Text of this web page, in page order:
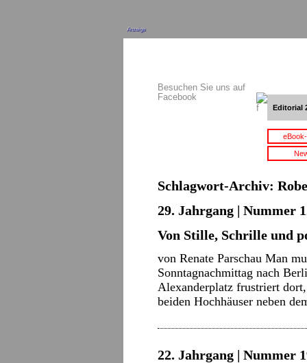
Anzeige
Besuchen Sie uns auf
Facebook
Editorial
Schlagwort-Archiv:
29. Jahrgang | Nummer
Von Stille, Schrille und
von Renate Parschau Man
Sonntagnachmittag nach
Alexanderplatz frustriert
beiden Hochhäuser neben
22. Jahrgang | Nummer